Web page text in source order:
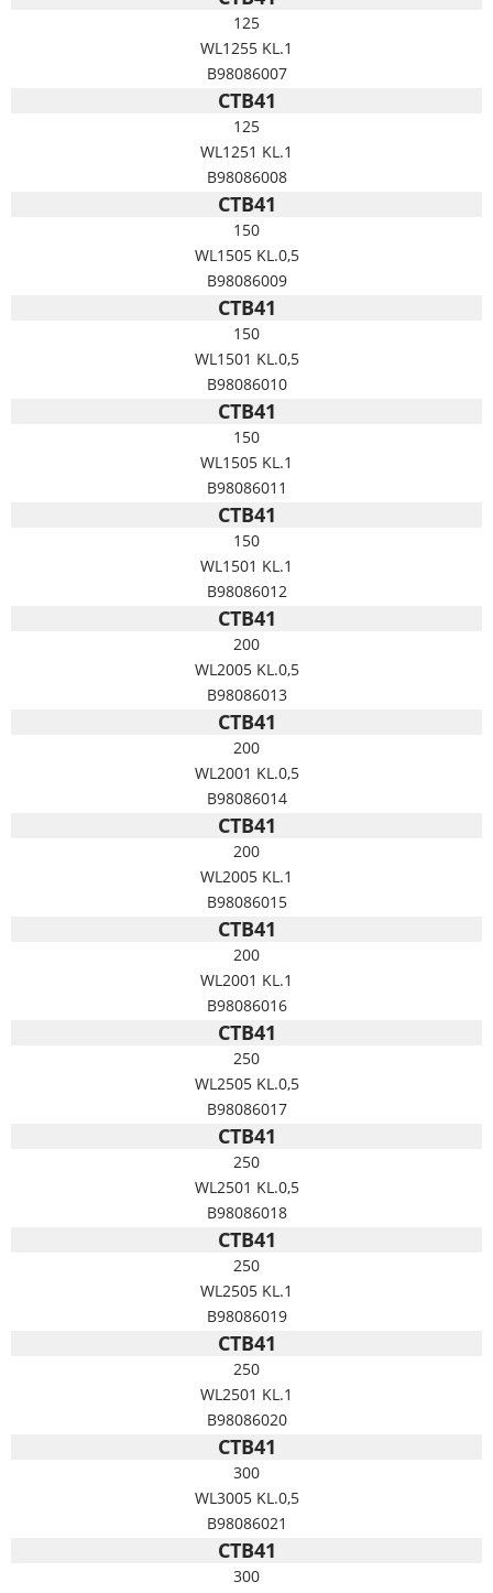
125
WL1255 KL.1
B98086007
CTB41
125
WL1251 KL.1
B98086008
CTB41
150
WL1505 KL.0,5
B98086009
CTB41
150
WL1501 KL.0,5
B98086010
CTB41
150
WL1505 KL.1
B98086011
CTB41
150
WL1501 KL.1
B98086012
CTB41
200
WL2005 KL.0,5
B98086013
CTB41
200
WL2001 KL.0,5
B98086014
CTB41
200
WL2005 KL.1
B98086015
CTB41
200
WL2001 KL.1
B98086016
CTB41
250
WL2505 KL.0,5
B98086017
CTB41
250
WL2501 KL.0,5
B98086018
CTB41
250
WL2505 KL.1
B98086019
CTB41
250
WL2501 KL.1
B98086020
CTB41
300
WL3005 KL.0,5
B98086021
CTB41
300